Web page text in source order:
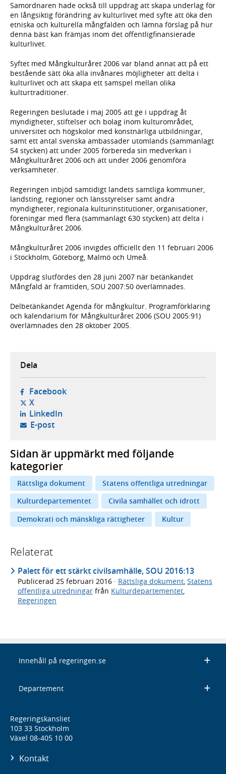
Samordnaren hade också till uppdrag att skapa underlag för
en långsiktig förändring av kulturlivet med syfte att öka den
etniska och kulturella mångfalden och lämna förslag på hur
denna bäst kan främjas inom det offentligfinansierade
kulturlivet.
Syftet med Mångkulturåret 2006 var bland annat att på ett
bestående sätt öka alla invånares möjligheter att delta i
kulturlivet och att skapa ett samspel mellan olika
kulturtraditioner.
Regeringen beslutade i maj 2005 att ge i uppdrag åt
myndigheter, stiftelser och bolag inom kulturområdet,
universitet och högskolor med konstnärliga utbildningar,
samt ett antal svenska ambassader utomlands (sammanlagt
54 stycken) att under 2005 förbereda sin medverkan i
Mångkulturåret 2006 och att under 2006 genomföra
verksamheter.
Regeringen inbjöd samtidigt landets samtliga kommuner,
landsting, regioner och länsstyrelser samt andra
myndigheter, regionala kulturinstitutioner, organisationer,
föreningar med flera (sammanlagt 630 stycken) att delta i
Mångkulturåret 2006.
Mångkulturåret 2006 invigdes officiellt den 11 februari 2006
i Stockholm, Göteborg, Malmö och Umeå.
Uppdrag slutfördes den 28 juni 2007 när betänkandet
Mångfald är framtiden, SOU 2007:50 överlämnades.
Delbetänkandet Agenda för mångkultur. Programförklaring
och kalendarium för Mångkulturåret 2006 (SOU 2005:91)
överlämnades den 28 oktober 2005.
Dela
Facebook- öppnas i ny flik, extern webbplats,
X- öppnas i ny flik, extern webbplats,
LinkedIn- öppnas i ny flik, extern webbplats,
E-post- öppnar din e-postklient,
Sidan är uppmärkt med följande
kategorier
Rättsliga dokument
Statens offentliga utredningar
Kulturdepartementet
Civila samhället och idrott
Demokrati och mänskliga rättigheter
Kultur
Relaterat
Palett för ett stärkt civilsamhälle, SOU 2016:13
Publicerad 25 februari 2016 · Rättsliga dokument, Statens
offentliga utredningar från Kulturdepartementet,
Regeringen
Innehåll på regeringen.se
Departement
Regeringskansliet
103 33 Stockholm
Växel 08-405 10 00
Kontakt